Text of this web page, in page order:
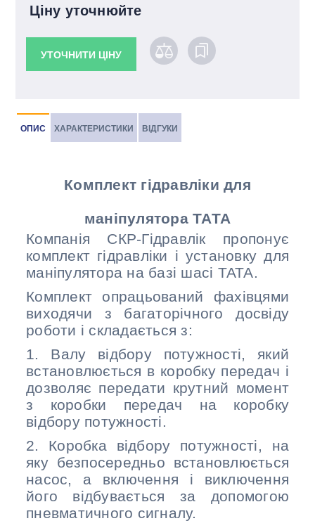
Ціну уточнюйте
УТОЧНИТИ ЦІНУ
ОПИС ХАРАКТЕРИСТИКИ ВІДГУКИ
Комплект гідравліки для
маніпулятора ТАТА
Компанія СКР-Гідравлік пропонує
комплект гідравліки і установку для
маніпулятора на базі шасі ТАТА.
Комплект опрацьований фахівцями
виходячи з багаторічного досвіду
роботи і складається з:
1. Валу відбору потужності, який
встановлюється в коробку передач і
дозволяє передати крутний момент
з коробки передач на коробку
відбору потужності.
2. Коробка відбору потужності, на
яку безпосередньо встановлюється
насос, а включення і виключення
його відбувається за допомогою
пневматичного сигналу.